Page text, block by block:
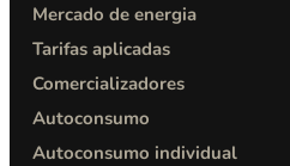
Mercado de energia
Tarifas aplicadas
Comercializadores
Autoconsumo
Autoconsumo individual